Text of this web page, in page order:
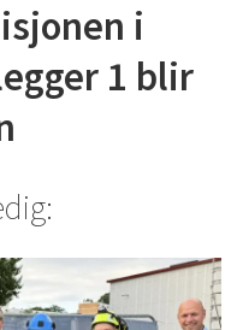
i
1 blir